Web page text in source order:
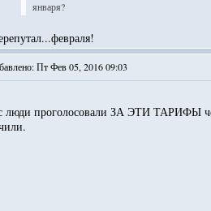
января?
Пт Фев 05, 2016 09:03
люди проголосовали ЗА ЭТИ ТАРИФЫ